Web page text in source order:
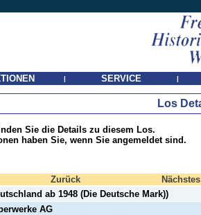
| SERVICE |
Los
Sie die Details zu diesem Los.
haben Sie, wenn Sie angemeldet sind.
Zurück
ab 1948 (Die Deutsche Mark))
AG